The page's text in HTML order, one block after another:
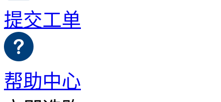
提交工单
帮助中心